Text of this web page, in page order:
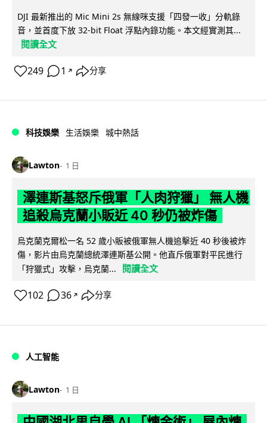
DJI 最新推出的 Mic Mini 2s 無線咪支援「四發一收」分軌錄
音，並首度下放 32-bit Float 浮點內錄功能。本文經實測其...
閱讀全文
249 1 ↗ 分享
科技娛樂 生活娛樂 城中熱話
Lawton 1 日
澤連斯基怒斥俄軍「人肉狩獵」 無人機
追殺烏克蘭小販近 40 秒仍被炸傷
烏克蘭克爾松一名 52 歲小販被俄軍無人機追擊近 40 秒後被炸
傷，影片由烏克蘭總統澤連斯基公開。他直斥俄軍對平民進行
「狩獵式」攻擊，烏克蘭...
閱讀全文
102 36 ↗ 分享
人工智能
Lawton 1 日